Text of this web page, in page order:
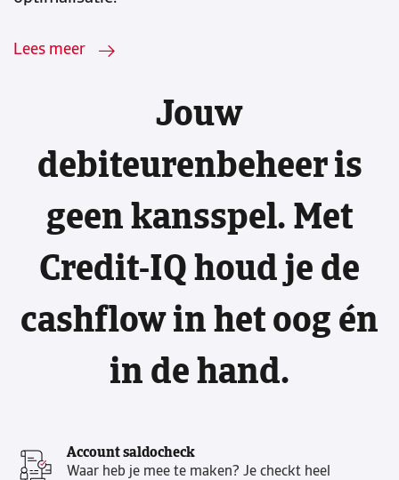
Lees meer
Jouw
debiteurenbeheer is
geen kansspel. Met
Credit-IQ houd je de
cashflow in het oog én
in de hand.
Account saldocheck
Waar heb je mee te maken? Je checkt heel